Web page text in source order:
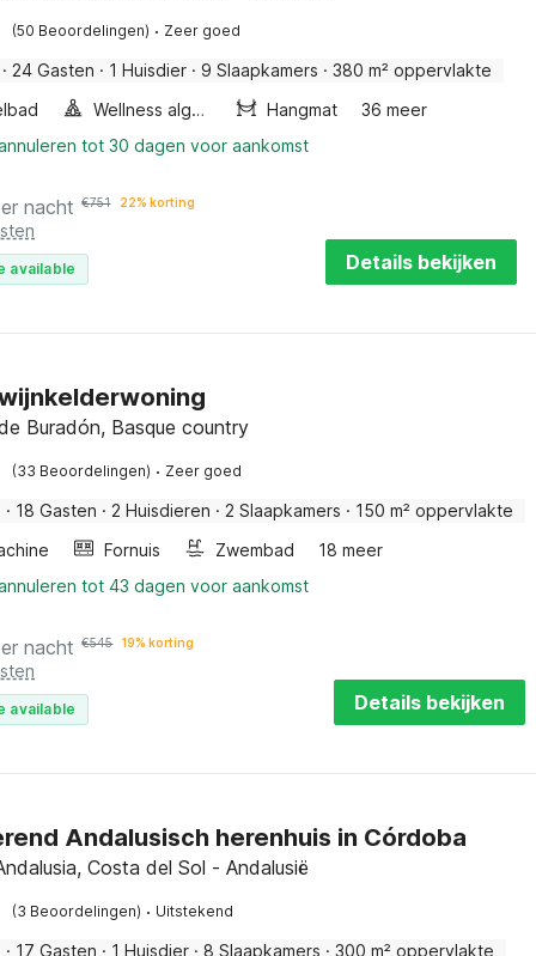
(50 Beoordelingen) · Zeer goed
· 24 Gasten · 1 Huisdier · 9 Slaapkamers · 380 m² oppervlakte
Wellness algemeen Hangmat
36 meer
tot 30 dagen voor aankomst
nacht €751 22% korting
available Details bekijken
Buradón, Basque country
(33 Beoordelingen) · Zeer goed
· 18 Gasten · 2 Huisdieren · 2 Slaapkamers · 150 m² oppervlakte
Fornuis Zwembad
18 meer
tot 43 dagen voor aankomst
nacht €545 19% korting
available Details bekijken
Andalusisch herenhuis in Córdoba
Costa del Sol - Andalusië
(3 Beoordelingen) · Uitstekend
· 17 Gasten · 1 Huisdier · 8 Slaapkamers · 300 m² oppervlakte